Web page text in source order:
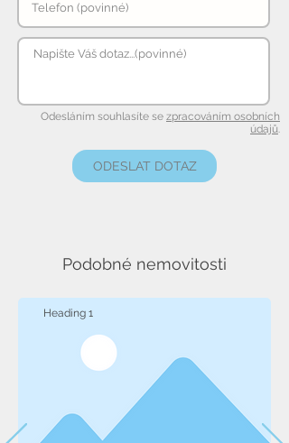
Odesláním souhlasíte se zpracováním osobních
údajů.
ODESLAT DOTAZ
Podobné nemovitosti
Heading 1